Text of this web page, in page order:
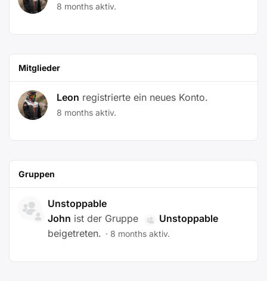
8 months aktiv.
Mitglieder
Leon registrierte ein neues Konto.
8 months aktiv.
Gruppen
Unstoppable
John ist der Gruppe
Unstoppable
beigetreten.
8 months aktiv.